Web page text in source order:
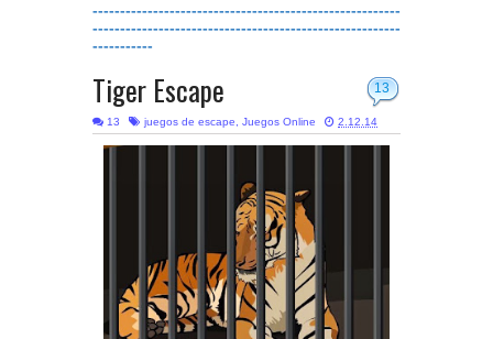
--------------------------------------------------------
--------------------------------------------------------
-----------
13
Tiger Escape
13 juegos de escape, Juegos Online 2.12.14